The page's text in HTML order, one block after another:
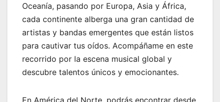
Oceanía, pasando por Europa, Asia y África,
cada continente alberga una gran cantidad de
artistas y bandas emergentes que están listos
para cautivar tus oídos. Acompáñame en este
recorrido por la escena musical global y
descubre talentos únicos y emocionantes.
En América del Norte, podrás encontrar desde